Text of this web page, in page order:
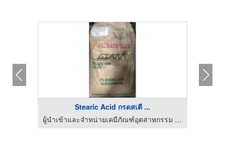
Stearic Acid กรดสเตี ...
ผู้นำเข้าและจำหน่ายเคมีภัณฑ์อุตสาหกรรม - Giant Leo